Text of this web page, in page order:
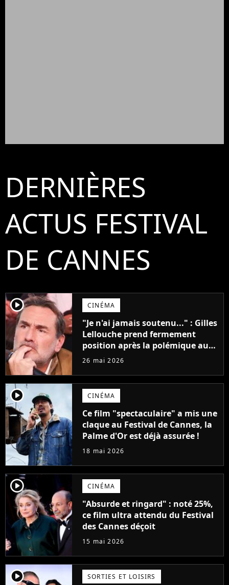
DERNIÈRES
ACTUS FESTIVAL
DE CANNES
player2 CINÉMA
"Je n'ai jamais soutenu..." : Gilles
Lellouche prend fermement
position après la polémique au
Festival de Cannes
26 mai 2026
player2 CINÉMA
Ce film "spectaculaire" a mis une
claque au Festival de Cannes, la
Palme d'Or est déjà assurée !
18 mai 2026
player2 CINÉMA
"Absurde et ringard" : noté 25%,
ce film ultra attendu du Festival
des Cannes déçoit
15 mai 2026
player2 SORTIES ET LOISIRS